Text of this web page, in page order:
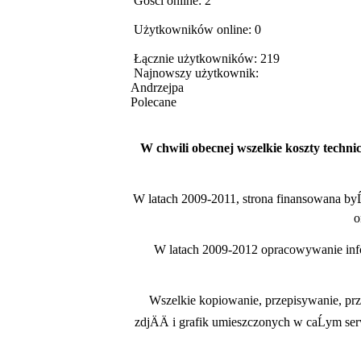
Użytkowników online: 0
Łącznie użytkowników: 219
Najnowszy użytkownik:
Andrzejpa
Polecane
W chwili obecnej wszelkie koszty
W latach 2009-2011, strona finansowana
W latach 2009-2012 opracowywanie
Wszelkie kopiowanie, przepisywanie,
zdjÄÄ i grafik umieszczonych w caĹym